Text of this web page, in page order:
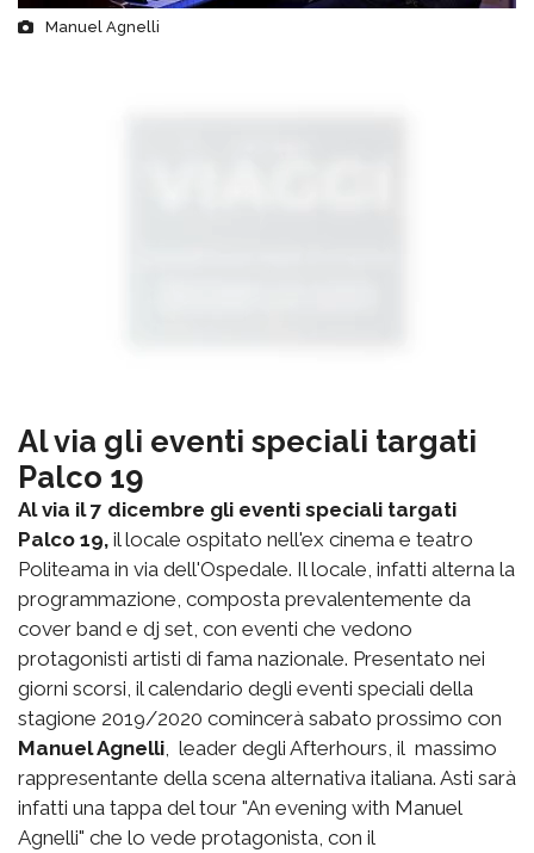
Manuel Agnelli
Al via gli eventi speciali targati
Palco 19
Al via il 7 dicembre gli eventi speciali targati
Palco 19, il locale ospitato nell'ex cinema e teatro
Politeama in via dell'Ospedale. Il locale, infatti alterna la
programmazione, composta prevalentemente da
cover band e dj set, con eventi che vedono
protagonisti artisti di fama nazionale. Presentato nei
giorni scorsi, il calendario degli eventi speciali della
stagione 2019/2020 comincerà sabato prossimo con
Manuel Agnelli , leader degli Afterhours, il massimo
rappresentante della scena alternativa italiana. Asti sarà
infatti una tappa del tour "An evening with Manuel
Agnelli" che lo vede protagonista, con il